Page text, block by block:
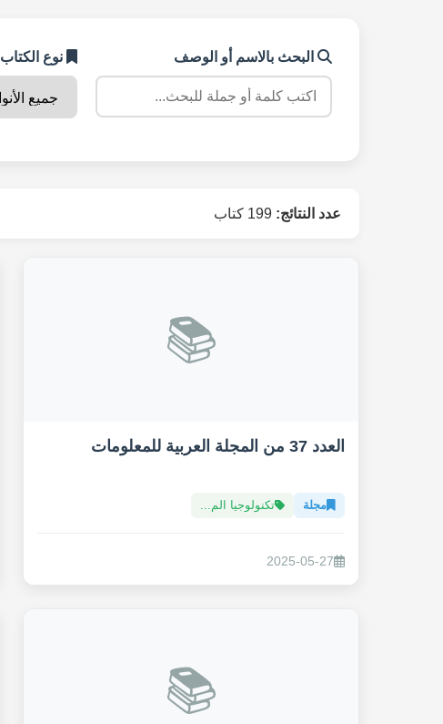
البحث بالاسم أو الوصف نوع الكتاب
عدد النتائج:
📚
العدد 37 من المجلة العربية للمعلومات
مجلة تكنولوجيا الم...
2025-05-27
📚